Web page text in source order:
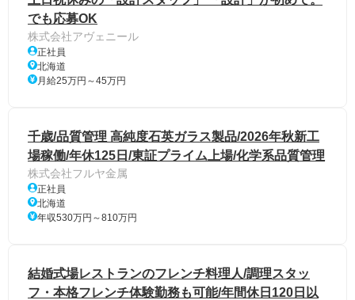
でも応募OK
株式会社アヴェニール
正社員
北海道
月給25万円～45万円
千歳/品質管理 高純度石英ガラス製品/2026年秋新工
場稼働/年休125日/東証プライム上場/化学系品質管理
株式会社フルヤ金属
正社員
北海道
年収530万円～810万円
結婚式場レストランのフレンチ料理人/調理スタッ
フ・本格フレンチ体験勤務も可能/年間休日120日以